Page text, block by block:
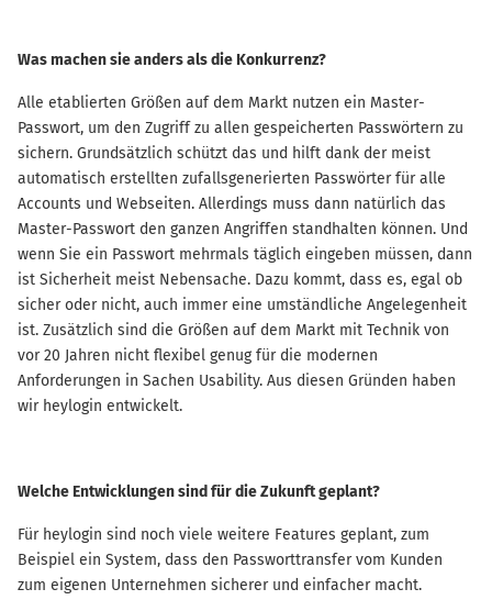
Was machen sie anders als die Konkurrenz?
Alle etablierten Größen auf dem Markt nutzen ein Master-
Passwort, um den Zugriff zu allen gespeicherten Passwörtern zu
sichern. Grundsätzlich schützt das und hilft dank der meist
automatisch erstellten zufallsgenerierten Passwörter für alle
Accounts und Webseiten. Allerdings muss dann natürlich das
Master-Passwort den ganzen Angriffen standhalten können. Und
wenn Sie ein Passwort mehrmals täglich eingeben müssen, dann
ist Sicherheit meist Nebensache. Dazu kommt, dass es, egal ob
sicher oder nicht, auch immer eine umständliche Angelegenheit
ist. Zusätzlich sind die Größen auf dem Markt mit Technik von
vor 20 Jahren nicht flexibel genug für die modernen
Anforderungen in Sachen Usability. Aus diesen Gründen haben
wir heylogin entwickelt.
Welche Entwicklungen sind für die Zukunft geplant?
Für heylogin sind noch viele weitere Features geplant, zum
Beispiel ein System, dass den Passworttransfer vom Kunden
zum eigenen Unternehmen sicherer und einfacher macht.